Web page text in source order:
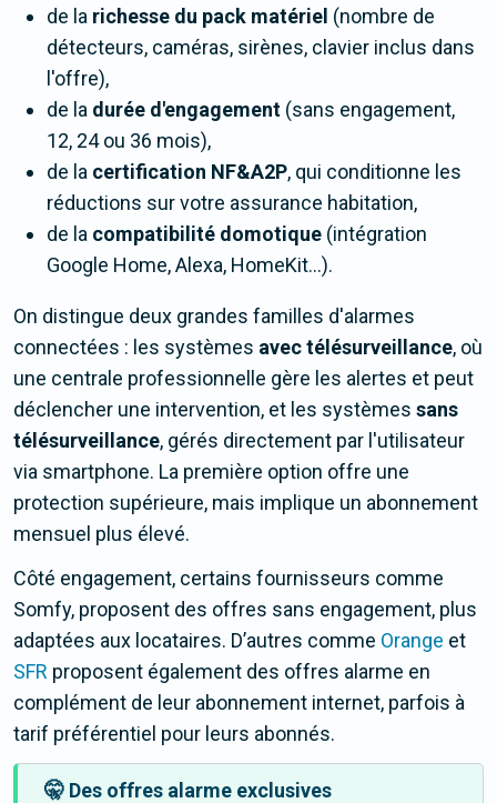
de la richesse du pack matériel (nombre de
détecteurs, caméras, sirènes, clavier inclus dans
l'offre),
de la durée d'engagement (sans engagement,
12, 24 ou 36 mois),
de la certification NF&A2P, qui conditionne les
réductions sur votre assurance habitation,
de la compatibilité domotique (intégration
Google Home, Alexa, HomeKit...).
On distingue deux grandes familles d'alarmes
connectées : les systèmes avec télésurveillance, où
une centrale professionnelle gère les alertes et peut
déclencher une intervention, et les systèmes sans
télésurveillance, gérés directement par l'utilisateur
via smartphone. La première option offre une
protection supérieure, mais implique un abonnement
mensuel plus élevé.
Côté engagement, certains fournisseurs comme
Somfy, proposent des offres sans engagement, plus
adaptées aux locataires. D’autres comme Orange et
SFR proposent également des offres alarme en
complément de leur abonnement internet, parfois à
tarif préférentiel pour leurs abonnés.
🤫 Des offres alarme exclusives